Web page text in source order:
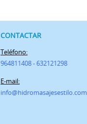
CONTACTAR
Teléfono:
964811408 - 632121298
E-mail:
info@hidromasajesestilo.com